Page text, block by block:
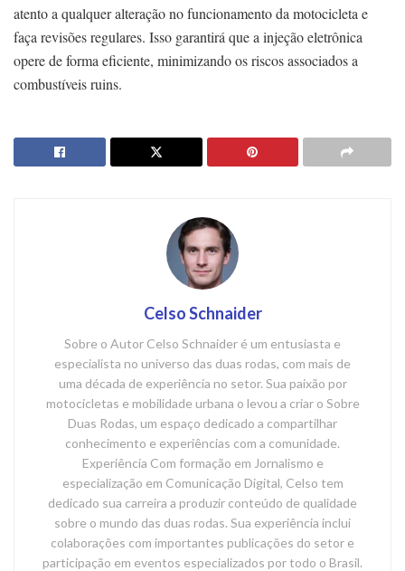
atento a qualquer alteração no funcionamento da motocicleta e
faça revisões regulares. Isso garantirá que a injeção eletrônica
opere de forma eficiente, minimizando os riscos associados a
combustíveis ruins.
Celso Schnaider
Sobre o Autor Celso Schnaider é um entusiasta e
especialista no universo das duas rodas, com mais de
uma década de experiência no setor. Sua paixão por
motocicletas e mobilidade urbana o levou a criar o Sobre
Duas Rodas, um espaço dedicado a compartilhar
conhecimento e experiências com a comunidade.
Experiência Com formação em Jornalismo e
especialização em Comunicação Digital, Celso tem
dedicado sua carreira a produzir conteúdo de qualidade
sobre o mundo das duas rodas. Sua experiência inclui
colaborações com importantes publicações do setor e
participação em eventos especializados por todo o Brasil.